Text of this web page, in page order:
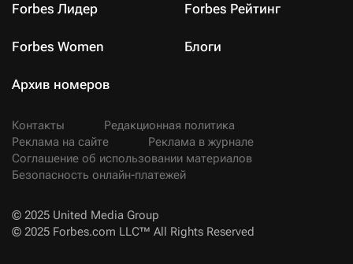
Forbes Лидер Forbes Рейтинг
Forbes Women Блоги
Архив номеров
Контакты
Редакционная политика
Реклама на сайте
Реклама в журнале
Соглашение об использовании материалов
Безопасность онлайн-платежей
© 2025 United Media Group
© 2025 Forbes.com LLC™ All Rights Reserved